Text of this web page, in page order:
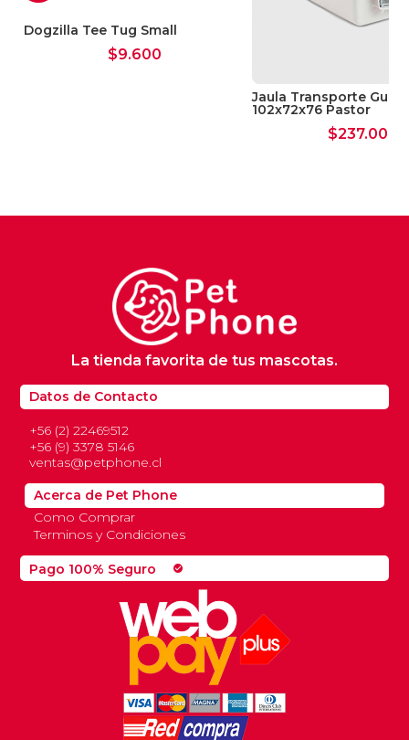
Dogzilla Tee Tug Small
$9.600
Jaula Transporte
102x72x76 Pastor
$237.000
Pago 100% Seguro check_circle
Datos de Contacto
+56 (2) 22469512
+56 (9) 3378 5146
ventas@petphone.cl
La tienda favorita de tus mascotas.
Acerca de Pet Phone
Como Comprar
Terminos y Condiciones